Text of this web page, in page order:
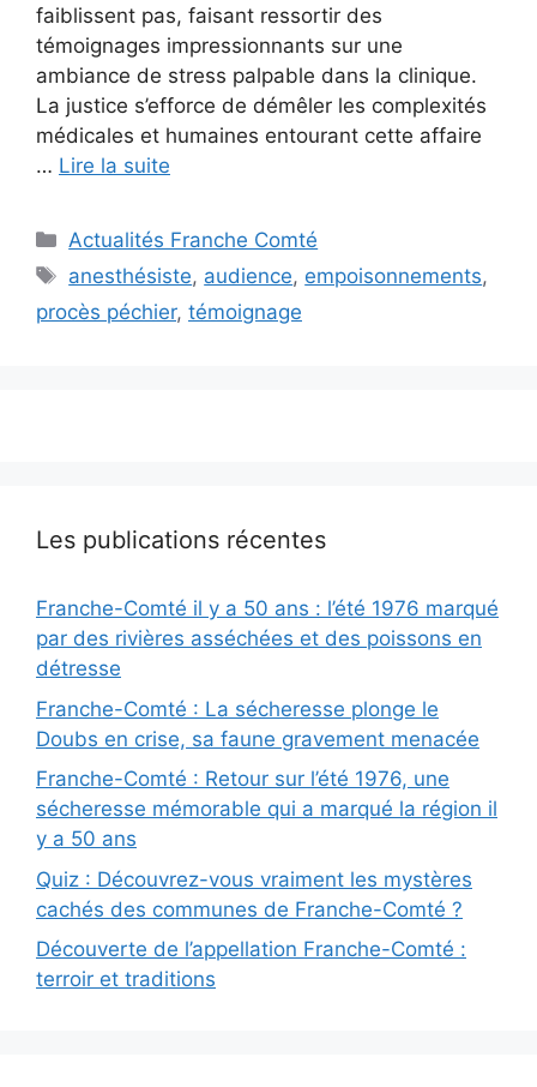
faiblissent pas, faisant ressortir des
témoignages impressionnants sur une
ambiance de stress palpable dans la clinique.
La justice s’efforce de démêler les complexités
médicales et humaines entourant cette affaire
… Lire la suite
Catégories
Actualités Franche Comté
Étiquettes
anesthésiste, audience, empoisonnements,
procès péchier, témoignage
Les publications récentes
Franche-Comté il y a 50 ans : l’été 1976 marqué
par des rivières asséchées et des poissons en
détresse
Franche-Comté : La sécheresse plonge le
Doubs en crise, sa faune gravement menacée
Franche-Comté : Retour sur l’été 1976, une
sécheresse mémorable qui a marqué la région il
y a 50 ans
Quiz : Découvrez-vous vraiment les mystères
cachés des communes de Franche-Comté ?
Découverte de l’appellation Franche-Comté :
terroir et traditions